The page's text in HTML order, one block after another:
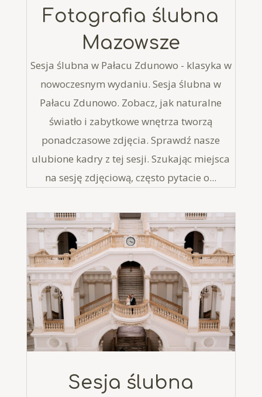
Fotografia ślubna
Mazowsze
Sesja ślubna w Pałacu Zdunowo - klasyka w
nowoczesnym wydaniu. Sesja ślubna w
Pałacu Zdunowo. Zobacz, jak naturalne
światło i zabytkowe wnętrza tworzą
ponadczasowe zdjęcia. Sprawdź nasze
ulubione kadry z tej sesji. Szukając miejsca
na sesję zdjęciową, często pytacie o...
Sesja ślubna